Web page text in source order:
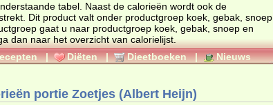
tabel. Naast de calorieën wordt ook de
voedingswaarde, ingrediënten en allergenen informatie verstrekt. Dit product valt onder productgroep koek, gebak, snoep
gaat u naar productgroep koek, gebak, snoep en
. Wilt u meerdere calorieën van producten bekijken ga dan naar het overzicht van calorielijst.
| Diëten | Dieetboeken |
Nieuws
portie Zoetjes (Albert Heijn)